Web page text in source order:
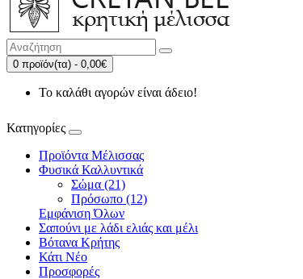
0 προϊόν(τα) - 0,00€
Το καλάθι αγορών είναι άδειο!
Κατηγορίες
Προϊόντα Μέλισσας
Φυσικά Καλλυντικά
Σώμα (21)
Πρόσωπο (12)
Εμφάνιση Όλων
Σαπούνι με λάδι ελιάς και μέλι
Βότανα Κρήτης
Κάτι Νέο
Προσφορές